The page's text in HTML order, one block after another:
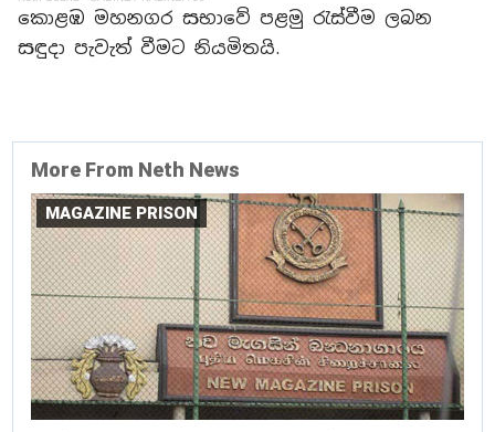
කොළඹ මහනගර සභාවේ පළමු රැස්වීම ලබන
සඳුදා පැවැත් වීමට නියමිතයි.
More From Neth News
MAGAZINE PRISON